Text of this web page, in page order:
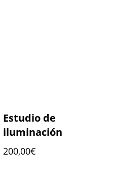
Estudio de
iluminación
200,00€